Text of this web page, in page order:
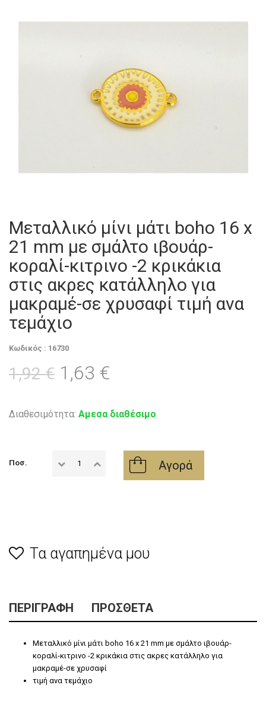
Μεταλλικό μίνι μάτι boho 16 x
21 mm με σμάλτο ιβουάρ-
κοραλί-κιτρινο -2 κρικάκια
στις ακρες κατάλληλο για
μακραμέ-σε χρυσαφί τιμή ανα
τεμάχιο
Κωδικός : 16730
1,92 € 1,63 €
Διαθεσιμότητα: Αμεσα διαθέσιμο
Ποσ. Αγορά
Τα αγαπημένα μου
ΠΕΡΙΓΡΑΦΉ ΠΡΌΣΘΕΤΑ
Μεταλλικό μίνι μάτι boho 16 x 21 mm με σμάλτο ιβουάρ-
κοραλί-κιτρινο -2 κρικάκια στις ακρες κατάλληλο για
μακραμέ-σε χρυσαφί
τιμή ανα τεμάχιο